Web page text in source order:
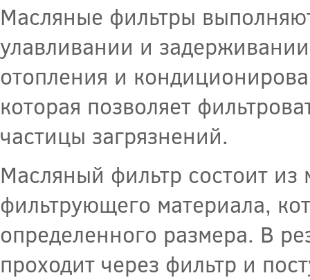
Масляные фильтры
улавливании и
отопления и
которая позволяет
частицы загрязнений.
Масляный фильтр состоит
фильтрующего материала,
определенного размера. В
проходит через фильтр и